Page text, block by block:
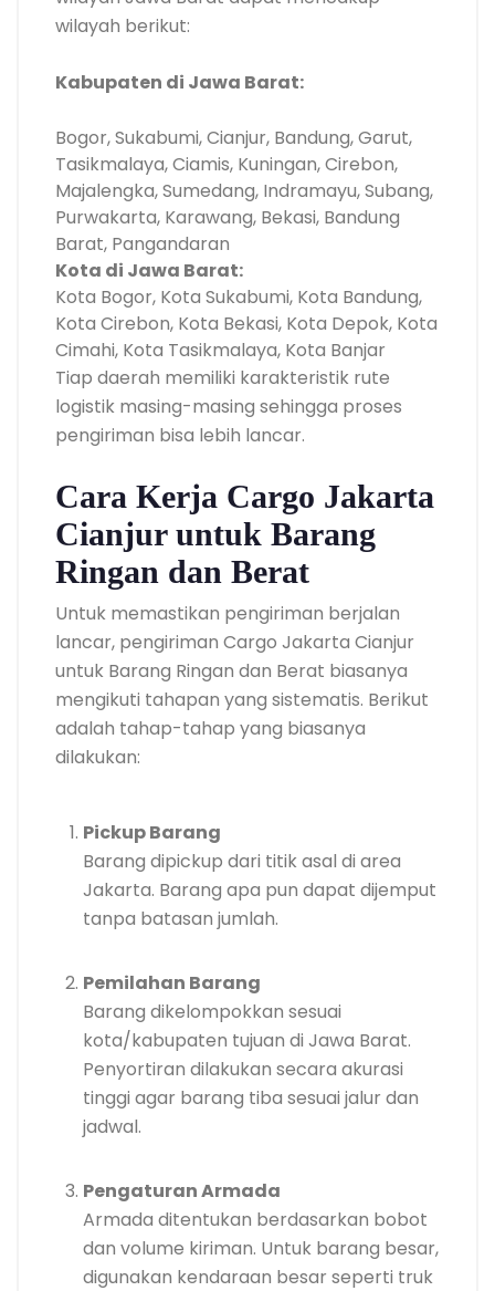
wilayah berikut:
Kabupaten di Jawa Barat:
Bogor, Sukabumi, Cianjur, Bandung, Garut,
Tasikmalaya, Ciamis, Kuningan, Cirebon,
Majalengka, Sumedang, Indramayu, Subang,
Purwakarta, Karawang, Bekasi, Bandung
Barat, Pangandaran
Kota di Jawa Barat:
Kota Bogor, Kota Sukabumi, Kota Bandung,
Kota Cirebon, Kota Bekasi, Kota Depok, Kota
Cimahi, Kota Tasikmalaya, Kota Banjar
Tiap daerah memiliki karakteristik rute
logistik masing-masing sehingga proses
pengiriman bisa lebih lancar.
Cara Kerja Cargo Jakarta
Cianjur untuk Barang
Ringan dan Berat
Untuk memastikan pengiriman berjalan
lancar, pengiriman Cargo Jakarta Cianjur
untuk Barang Ringan dan Berat biasanya
mengikuti tahapan yang sistematis. Berikut
adalah tahap-tahap yang biasanya
dilakukan:
Pickup Barang
Barang dipickup dari titik asal di area
Jakarta. Barang apa pun dapat dijemput
tanpa batasan jumlah.
Pemilahan Barang
Barang dikelompokkan sesuai
kota/kabupaten tujuan di Jawa Barat.
Penyortiran dilakukan secara akurasi
tinggi agar barang tiba sesuai jalur dan
jadwal.
Pengaturan Armada
Armada ditentukan berdasarkan bobot
dan volume kiriman. Untuk barang besar,
digunakan kendaraan besar seperti truk